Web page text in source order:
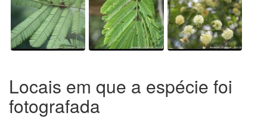
Locais em que a espécie foi
fotografada